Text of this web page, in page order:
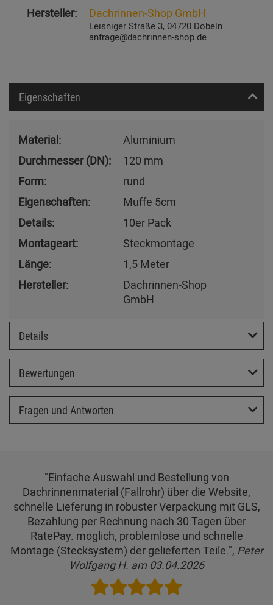
Hersteller: Dachrinnen-Shop GmbH
Leisniger Straße 3, 04720 Döbeln
anfrage@dachrinnen-shop.de
Eigenschaften
Material:
Aluminium
Durchmesser (DN):
120 mm
Form:
rund
Eigenschaften:
Muffe 5cm
Details:
10er Pack
Montageart:
Steckmontage
Länge:
1,5 Meter
Hersteller:
Dachrinnen-Shop
GmbH
Details
Bewertungen
Fragen und Antworten
"Einfache Auswahl und Bestellung von
Dachrinnenmaterial (Fallrohr) über die Website,
schnelle Lieferung in robuster Verpackung mit GLS,
Bezahlung per Rechnung nach 30 Tagen über
RatePay. möglich, problemlose und schnelle
Montage (Stecksystem) der gelieferten Teile.", Peter
Wolfgang H. am 03.04.2026